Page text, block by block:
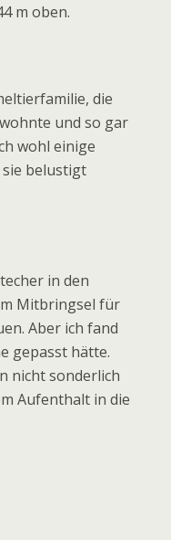
m oben.
die
und so gar
wohl einige
belustigt
in den
Mitbringsel für
Aber ich fand
gepasst hätte.
nicht sonderlich
Aufenthalt in die